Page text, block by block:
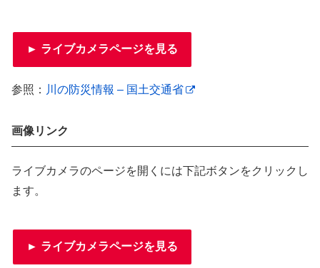
► ライブカメラページを見る
参照： 川の防災情報 – 国土交通省
画像リンク
ライブカメラのページを開くには下記ボタンをクリックし
ます。
► ライブカメラページを見る